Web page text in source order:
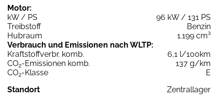
Motor:
kW / PS
96 kW / 131 PS
Treibstoff
Benzin
Hubraum
1.199 cm³
Verbrauch und Emissionen nach WLTP:
Kraftstoffverbr. komb.
6,1 l/100km
CO2-Emissionen komb.
137 g/km
CO2-Klasse
E
Standort
Zentrallager